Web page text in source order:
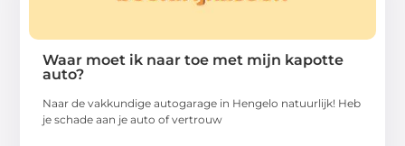
Waar moet ik naar toe met mijn kapotte
auto?
Naar de vakkundige autogarage in Hengelo natuurlijk! Heb
je schade aan je auto of vertrouw